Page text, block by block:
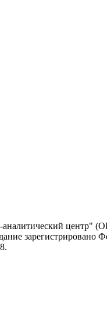
центр"
зарегистрировано